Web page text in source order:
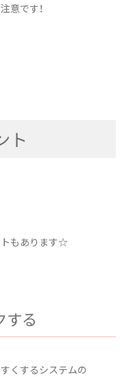
意です！
ト
もあります☆
する
くするシステムの